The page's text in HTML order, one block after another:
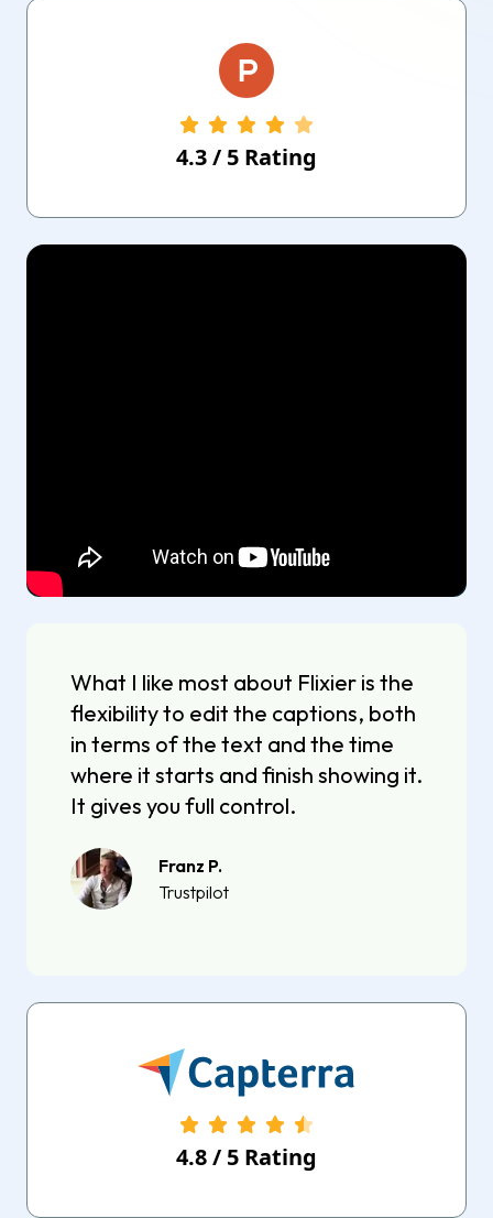
4.3/ 5 Rating
What I like most about Flixier is the
flexibility to edit the captions, both
in terms of the text and the time
where it starts and finish showing it.
It gives you full control.
Franz P.
Trustpilot
4.8/ 5 Rating